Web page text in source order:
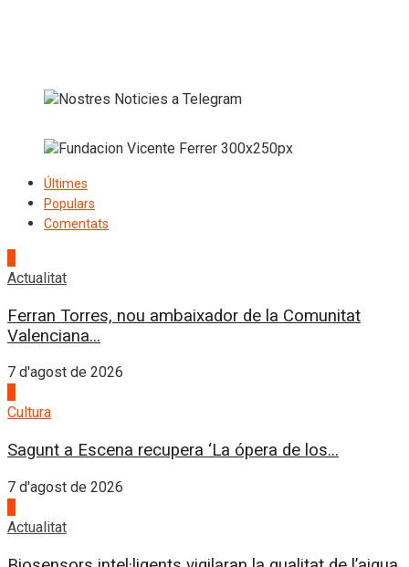
Últimes
Populars
Comentats
Actualitat
Ferran Torres, nou ambaixador de la Comunitat
Valenciana...
7 d'agost de 2026
Cultura
Sagunt a Escena recupera ‘La ópera de los...
7 d'agost de 2026
Actualitat